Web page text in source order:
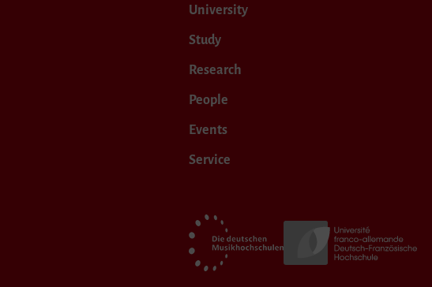
University
Study
Research
People
Events
Service